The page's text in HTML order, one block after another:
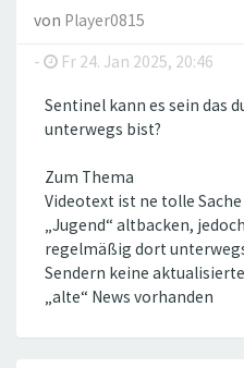
von Player0815
-
Fr 24. Jan 2025, 20:46
Sentinel kann es sein das
unterwegs bist?
Zum Thema
Videotext ist ne tolle
„Jugend“ altbacken,
regelmäßig dort
Sendern keine
„alte“ News vorhanden